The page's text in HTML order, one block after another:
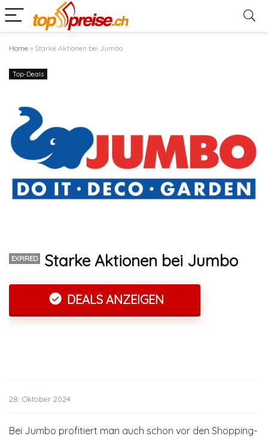
Home » Starke Aktionen bei Jumbo
Top-Deals
EXPIRED Starke Aktionen bei Jumbo
DEALS ANZEIGEN
28. Oktober 2024
Bei Jumbo profitiert man auch schon vor den Shopping-